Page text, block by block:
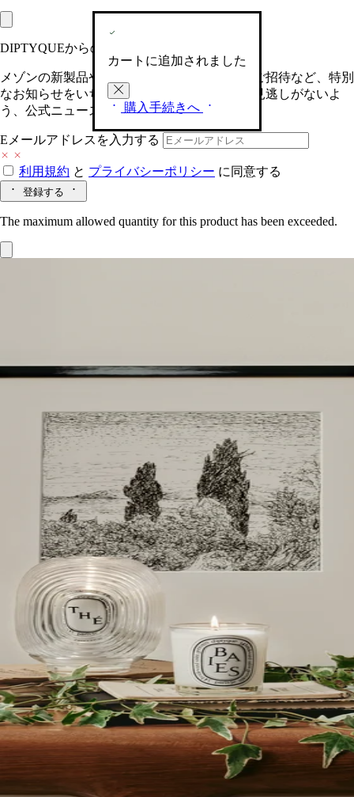
カートに追加されました
購入手続きへ
DIPTYQUEからの最新情報をお届けします
メゾンの新製品や、限定イベントへの特別なご招待など、特別
なお知らせをいち早くお届けいたします。お見逃しがないよ
う、公式ニュースレターにご登録ください。
Eメールアドレスを入力する
利用規約 と プライバシーポリシー に同意する
登録する
The maximum allowed quantity for this product has been exceeded.